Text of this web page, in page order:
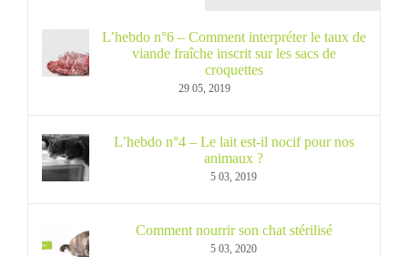
L’hebdo n°6 – Comment interpréter le taux de
viande fraîche inscrit sur les sacs de
croquettes
29 05, 2019
L’hebdo n°4 – Le lait est-il nocif pour nos
animaux ?
5 03, 2019
Comment nourrir son chat stérilisé
5 03, 2020